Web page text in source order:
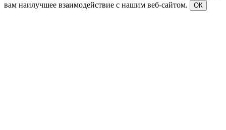
вам наилучшее взаимодействие с нашим веб-сайтом.
ОК